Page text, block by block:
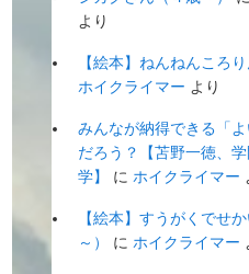
より
【絵本】ねんねんころり
ホイクライマー より
みんなが納得できる「
だろう？【苫野一徳、
学】
に ホイクライマー
【絵本】すうがくでせ
～）
に ホイクライマー